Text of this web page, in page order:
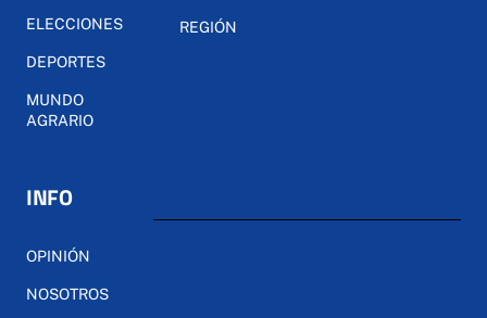
ELECCIONES
DEPORTES
MUNDO
AGRARIO
REGIÓN
INFO
OPINIÓN
NOSOTROS